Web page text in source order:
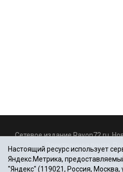
Сетевое издание Rayon72.ru.
Регистрационный номер
06.12.2016г., выдано
Настоящий ресурс использует
Яндекс.Метрика,
"Яндекс" (119021, Россия, Москва,